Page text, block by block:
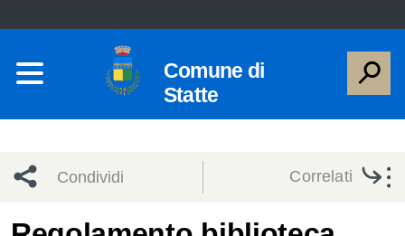
Comune di
Statte
Condividi
Condividi
Condividi
Correlati